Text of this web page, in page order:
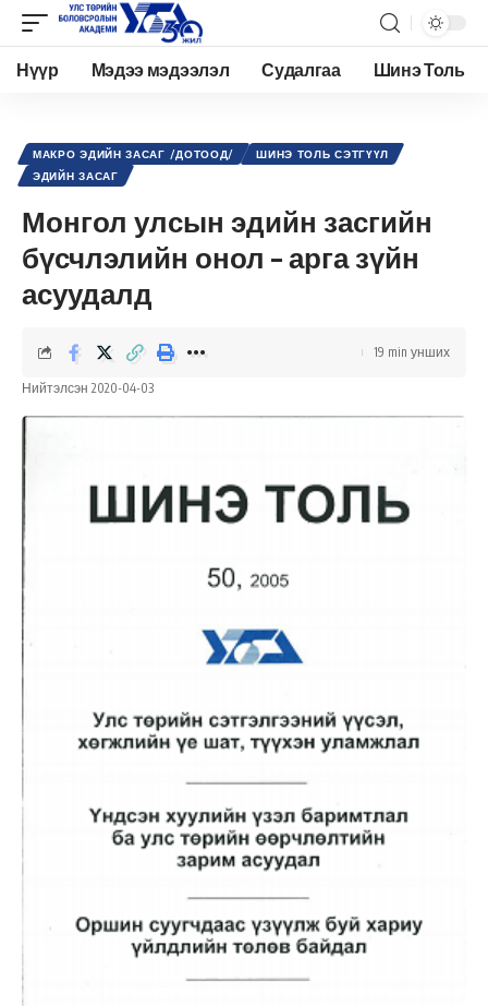
Нүүр Мэдээ мэдээлэл Судалгаа Шинэ Толь
МАКРО ЭДИЙН ЗАСАГ /ДОТООД/
ШИНЭ ТОЛЬ СЭТГҮҮЛ
ЭДИЙН ЗАСАГ
Монгол улсын эдийн засгийн
бүсчлэлийн онол – арга зүйн
асуудалд
Нийтэлсэн 2020-04-03
19 min унших